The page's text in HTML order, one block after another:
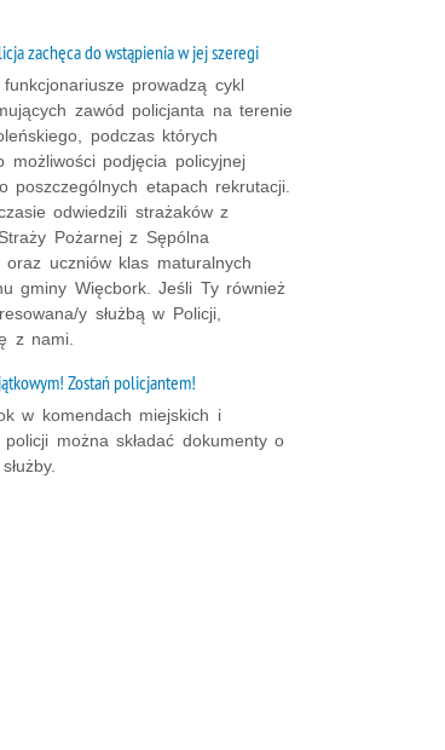
zachęca do wstąpienia w jej szeregi
prowadzą cykl
zawód policjanta na terenie
podczas których
możliwości podjęcia policyjnej
poszczególnych etapach rekrutacji.
odwiedzili strażaków z
Pożarnej z Sępólna
oraz uczniów klas maturalnych
gminy Więcbork. Jeśli Ty również
y służbą w Policji,
z nami.
Zostań policjantem!
w komendach miejskich i
policji można składać dokumenty o